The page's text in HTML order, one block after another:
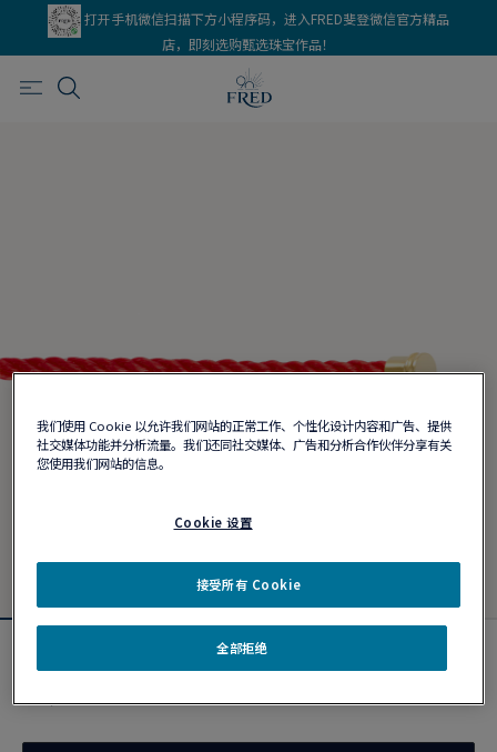
打开手机微信扫描下方小程序码，进入FRED斐登微信官方精品
店，即刻选购甄选珠宝作品！
红色链绳
我们使用 Cookie 以允许我们网站的正常工作、个性化设计内容和广告、提供
社交媒体功能并分析流量。我们还同社交媒体、广告和分析合作伙伴分享有关
您使用我们网站的信息。
Cookie 设置
全部拒绝
接受所有 Cookie